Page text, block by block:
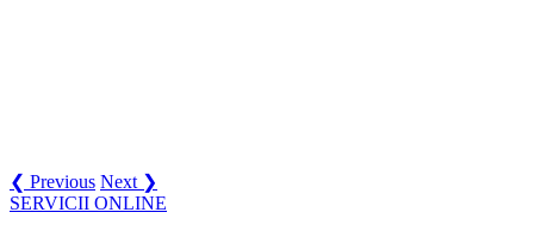
❮ Previous Next ❯
SERVICII ONLINE